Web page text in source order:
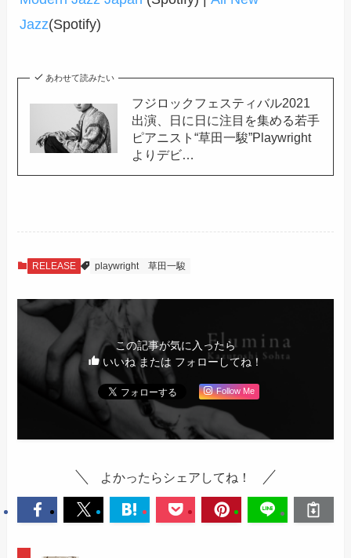
Jazz(Spotify)
あわせて読みたい
フジロックフェスティバル2021
出演、日に日に注目を集める若手
ピアニスト“草田一駿”Playwright
よりデビ…
RELEASE playwright 草田一駿
この記事が気に入ったら
いいね または フォローしてね！
Follow Me
よかったらシェアしてね！